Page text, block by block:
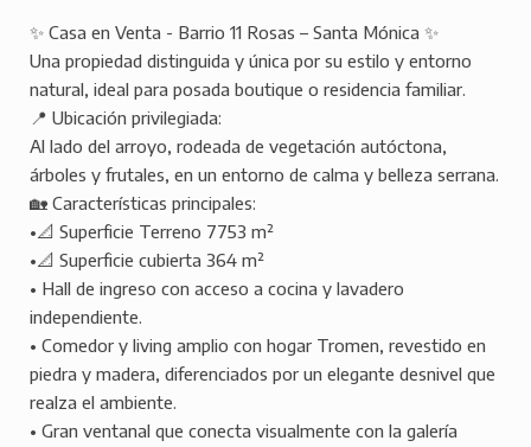
✨ Casa en Venta - Barrio 11 Rosas – Santa Mónica ✨
Una propiedad distinguida y única por su estilo y entorno
natural, ideal para posada boutique o residencia familiar.
📍 Ubicación privilegiada:
Al lado del arroyo, rodeada de vegetación autóctona,
árboles y frutales, en un entorno de calma y belleza serrana.
🏡 Características principales:
•📐 Superficie Terreno 7753 m²
•📐 Superficie cubierta 364 m²
• Hall de ingreso con acceso a cocina y lavadero
independiente.
• Comedor y living amplio con hogar Tromen, revestido en
piedra y madera, diferenciados por un elegante desnivel que
realza el ambiente.
• Gran ventanal que conecta visualmente con la galería